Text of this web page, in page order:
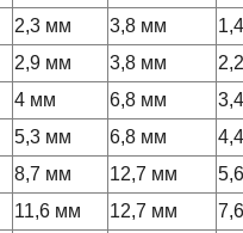
2,3 мм 3,8 мм
2,9 мм 3,8 мм
4 мм 6,8 мм
5,3 мм 6,8 мм
8,7 мм 12,7 мм
11,6 мм 12,7 мм